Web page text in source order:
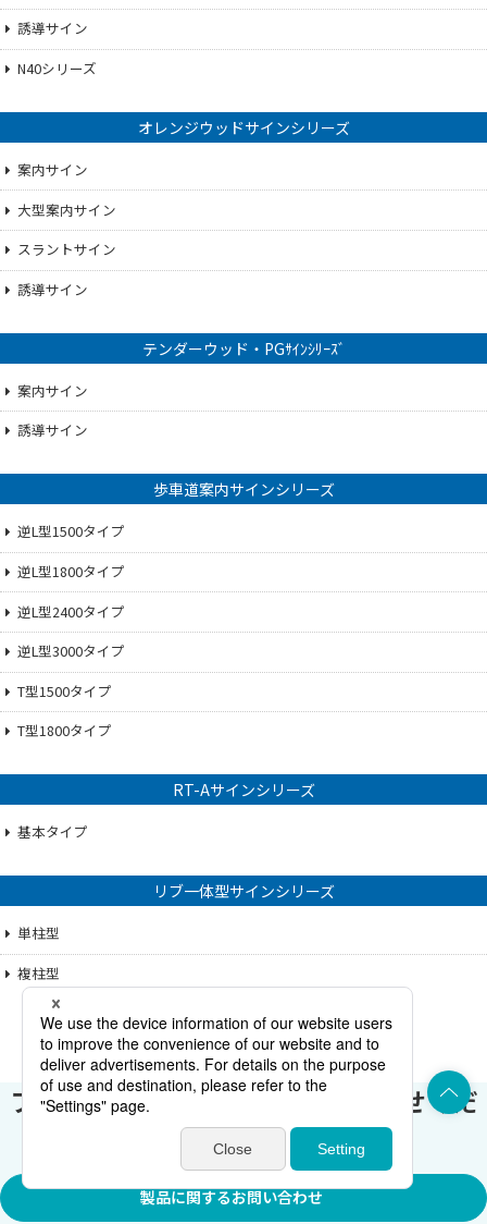
誘導サイン
N40シリーズ
オレンジウッドサインシリーズ
案内サイン
大型案内サイン
スラントサイン
誘導サイン
テンダーウッド・PGｻｲﾝｼﾘｰｽﾞ
案内サイン
誘導サイン
歩車道案内サインシリーズ
逆L型1500タイプ
逆L型1800タイプ
逆L型2400タイプ
逆L型3000タイプ
T型1500タイプ
T型1800タイプ
RT-Aサインシリーズ
基本タイプ
リブ一体型サインシリーズ
単柱型
複柱型
フォームからお気軽にお問い合わせくだ
さい。
製品に関するお問い合わせ